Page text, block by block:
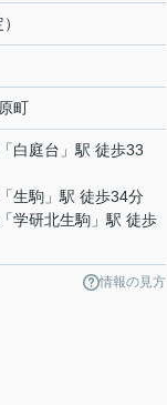
町
「白庭台 」駅 徒歩33
「生駒 」駅 徒歩34分
「学研北生駒 」駅 徒歩
情報の見方